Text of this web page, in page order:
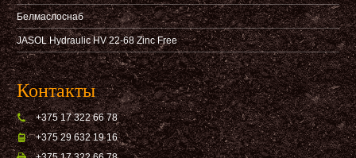
Белмаслоснаб
JASOL Hydraulic HV 22-68 Zinc Free
Контакты
+375 17 322 66 78
+375 29 632 19 16